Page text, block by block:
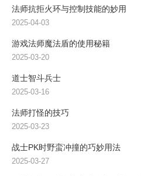
法师抗拒火环与控制技能的妙用
2025-04-03
游戏法师魔法盾的使用秘籍
2025-03-20
道士智斗兵士
2025-03-16
法师打怪的技巧
2025-03-23
战士PK时野蛮冲撞的巧妙用法
2025-03-27